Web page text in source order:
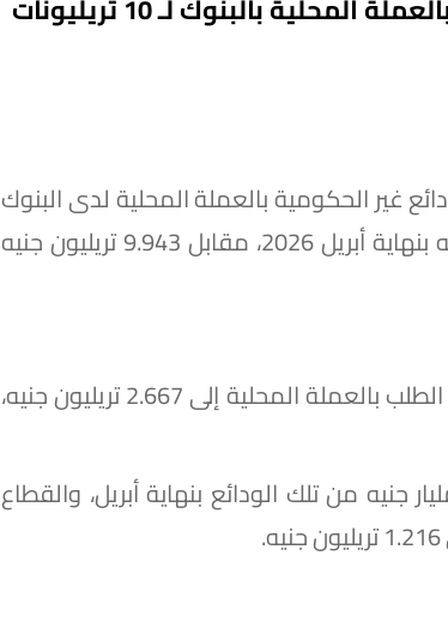
غير الحكومية بالعملة المحلية لدى البنوك
العاملة في السوق المحلية إلى 10.001 تريليون جنيه بنهاية أبريل 2026، مقابل 9.943 تريليون جنيه
ووفقًا لتقرير البنك المركزي، وصل حجم الودائع تحت الطلب بالعملة المحلية إلى 2.667 تريليون جنيه،
قطاع الأعمال العام على نحو 107.653 مليار جنيه من تلك الودائع بنهاية أبريل، والقطاع